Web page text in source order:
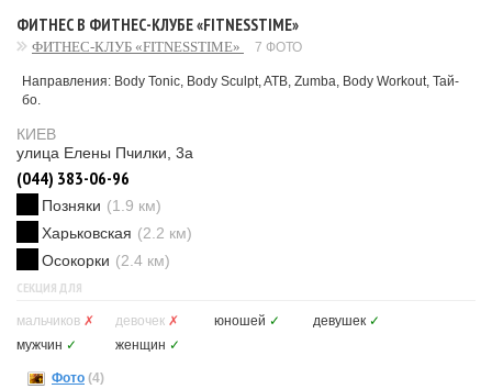
ФИТНЕС В ФИТНЕС-КЛУБЕ «FITNESSTIME»
ФИТНЕС-КЛУБ «FITNESSTIME» 7 ФОТО
Направления: Body Tonic, Body Sculpt, ATB, Zumba, Body Workout, Тай-
бо.
КИЕВ
улица Елены Пчилки, 3а
(044) 383-06-96
Позняки (1.9 км)
Харьковская (2.2 км)
Осокорки (2.4 км)
СЕКЦИЯ ДЛЯ
мальчиков ✗ девочек ✗ юношей ✓ девушек ✓
мужчин ✓ женщин ✓
Фото (4)